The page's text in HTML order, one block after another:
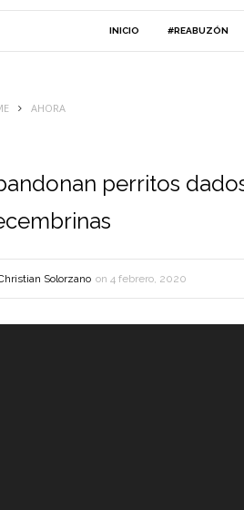
INICIO #REABUZÓN
AHORA
perritos
Solorzano on 4 febrero, 2020